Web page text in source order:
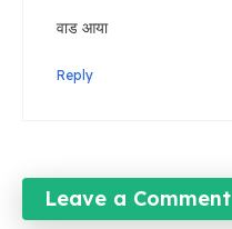
वाड आया
Reply
Leave a Comment